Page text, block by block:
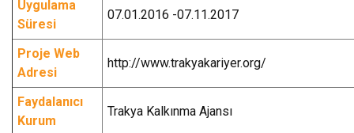
Uygulama
Süresi
07.01.2016 -07.11.2017
Proje Web
Adresi
http://www.trakyakariyer.org/
Faydalanıcı
Kurum
Trakya Kalkınma Ajansı